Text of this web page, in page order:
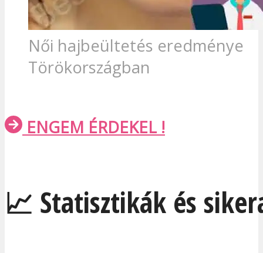
Női hajbeültetés eredménye
Törökországban
ENGEM ÉRDEKEL !
📈 Statisztikák és